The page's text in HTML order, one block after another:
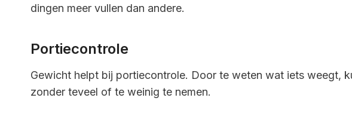
dingen meer vullen dan andere.
Portiecontrole
Gewicht helpt bij portiecontrole. Door te weten wat iets weegt,
zonder teveel of te weinig te nemen.